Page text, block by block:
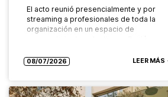
El acto reunió presencialmente y por
streaming a profesionales de toda la
organización en un espacio de
Grupo ABD ha…
08/07/2026 LEER MÁS